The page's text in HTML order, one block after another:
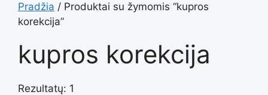
Pradžia / Produktai su žymomis “kupros
korekcija”
kupros korekcija
Rezultatų: 1